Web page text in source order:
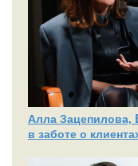
Алла Зацепилова,
в заботе о